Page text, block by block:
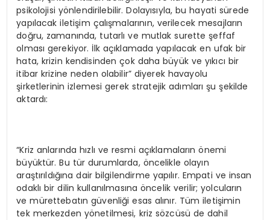
psikolojisi yönlendirilebilir. Dolayısıyla, bu hayati sürede
yapılacak iletişim çalışmalarının, verilecek mesajların
doğru, zamanında, tutarlı ve mutlak surette şeffaf
olması gerekiyor. İlk açıklamada yapılacak en ufak bir
hata, krizin kendisinden çok daha büyük ve yıkıcı bir
itibar krizine neden olabilir” diyerek havayolu
şirketlerinin izlemesi gerek stratejik adımları şu şekilde
aktardı:
“Kriz anlarında hızlı ve resmi açıklamaların önemi
büyüktür. Bu tür durumlarda, öncelikle olayın
araştırıldığına dair bilgilendirme yapılır. Empati ve insan
odaklı bir dilin kullanılmasına öncelik verilir; yolcuların
ve mürettebatın güvenliği esas alınır. Tüm iletişimin
tek merkezden yönetilmesi, kriz sözcüsü de dahil